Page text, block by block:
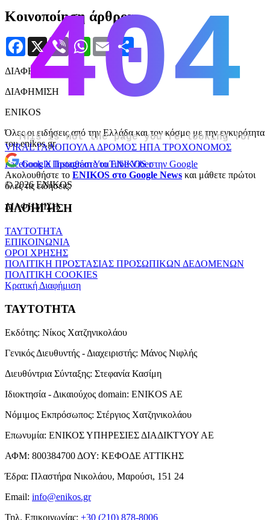
VIRALΓΑΛΟΠΟΥΛΑ ΔΡΟΜΟΣ ΗΠΑ ΤΡΟΧΟΝΟΜΟΣ
Google Προσθέστε το ENIKOS στην Google
Ακολουθήστε το ENIKOS στο Google News και μάθετε πρώτοι
όλες τις ειδήσεις.
ΔΙΑΦΗΜΙΣΗ
Κοινοποίηση άρθρου
Facebook
X Viber WhatsApp
Email Μοιραστείτε
ΔΙΑΦΗΜΙΣΗ
ΔΙΑΦΗΜΙΣΗ
ENIKOS
Όλες οι ειδήσεις από την Ελλάδα και τον κόσμο με την εγκυρότητα
του enikos.gr.
Facebook X InstagramYouTube Viber
© 2026 ENIKOS
ΠΛΟΗΓΗΣΗ
ΤΑΥΤΟΤΗΤΑ
ΕΠΙΚΟΙΝΩΝΙΑ
ΟΡΟΙ ΧΡΗΣΗΣ
ΠΟΛΙΤΙΚΗ ΠΡΟΣΤΑΣΙΑΣ ΠΡΟΣΩΠΙΚΩΝ ΔΕΔΟΜΕΝΩΝ
ΠΟΛΙΤΙΚΗ COOKIES
Κρατική Διαφήμιση
ΤΑΥΤΟΤΗΤΑ
Εκδότης: Νίκος Χατζηνικολάου
Γενικός Διευθυντής - Διαχειριστής: Μάνος Νιφλής
Διευθύντρια Σύνταξης: Στεφανία Κασίμη
Ιδιοκτησία - Δικαιούχος domain: ENIKOS AE
Νόμιμος Εκπρόσωπος: Στέργιος Χατζηνικολάου
Επωνυμία: ΕΝΙΚΟΣ ΥΠΗΡΕΣΙΕΣ ΔΙΑΔΙΚΤΥΟΥ ΑΕ
ΑΦΜ: 800384700 ΔΟΥ: ΚΕΦΟΔΕ ΑΤΤΙΚΗΣ
Έδρα: Πλαστήρα Νικολάου, Μαρούσι, 151 24
Email: info@enikos.gr
Τηλ. Επικοινωνίας: +30 (210) 878-8006